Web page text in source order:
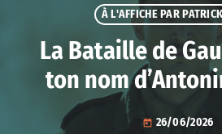
À L'AFFICHE PAR
La Bataille de
ton nom
today 26/06/2026